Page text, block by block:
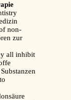
non-
zur
all inhibit